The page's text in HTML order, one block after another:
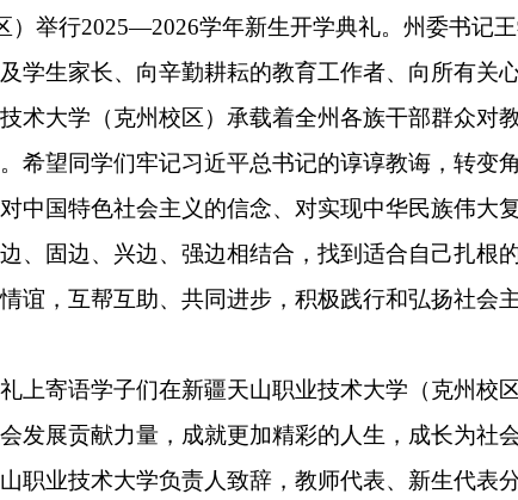
牢记习近平总书记的谆谆教诲，转变角色，以全新面貌迎接
边、强边相结合，找到适合自己扎根的土壤。希望同学们惜
助、共同进步，积极践行和弘扬社会主义核心价值观，用实
们在新疆天山职业技术大学（克州校区）这片沃土上，脚踏
量，成就更加精彩的人生，成长为社会的有用之才。
人民法院、人民检察院主要领导参加活动并与学生们共同观